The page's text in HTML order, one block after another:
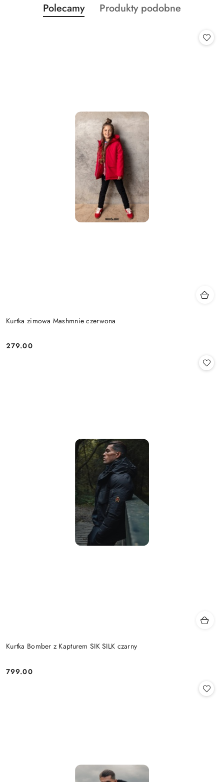
Pomiń karuzelę produktów
Produkty
o
Polecamy
Produkty
Produkty podobne
Kurtka zimowa Mashmnie czerwona
Cena:
279.00
Kurtka Bomber z Kapturem SIK SILK czarny
Cena:
799.00